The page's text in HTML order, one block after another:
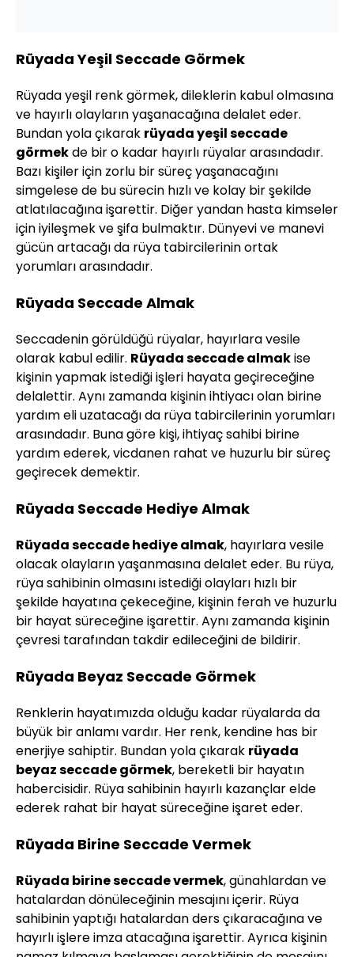
Rüyada Yeşil Seccade Görmek
Rüyada yeşil renk görmek, dileklerin kabul olmasına
ve hayırlı olayların yaşanacağına delalet eder.
Bundan yola çıkarak rüyada yeşil seccade
görmekde bir o kadar hayırlı rüyalar arasındadır.
Bazı kişiler için zorlu bir süreç yaşanacağını
simgelese de bu sürecin hızlı ve kolay bir şekilde
atlatılacağına işarettir. Diğer yandan hasta kimseler
için iyileşmek ve şifa bulmaktır. Dünyevi ve manevi
gücün artacağı da rüya tabircilerinin ortak
yorumları arasındadır.
Rüyada Seccade Almak
Seccadenin görüldüğü rüyalar, hayırlara vesile
olarak kabul edilir. Rüyada seccade almakise
kişinin yapmak istediği işleri hayata geçireceğine
delalettir. Aynı zamanda kişinin ihtiyacı olan birine
yardım eli uzatacağı da rüya tabircilerinin yorumları
arasındadır. Buna göre kişi, ihtiyaç sahibi birine
yardım ederek, vicdanen rahat ve huzurlu bir süreç
geçirecek demektir.
Rüyada Seccade Hediye Almak
Rüyada seccade hediye almak, hayırlara vesile
olacak olayların yaşanmasına delalet eder. Bu rüya,
rüya sahibinin olmasını istediği olayları hızlı bir
şekilde hayatına çekeceğine, kişinin ferah ve huzurlu
bir hayat süreceğine işarettir. Aynı zamanda kişinin
çevresi tarafından takdir edileceğini de bildirir.
Rüyada Beyaz Seccade Görmek
Renklerin hayatımızda olduğu kadar rüyalarda da
büyük bir anlamı vardır. Her renk, kendine has bir
enerjiye sahiptir. Bundan yola çıkarak rüyada
beyaz seccade görmek, bereketli bir hayatın
habercisidir. Rüya sahibinin hayırlı kazançlar elde
ederek rahat bir hayat süreceğine işaret eder.
Rüyada Birine Seccade Vermek
Rüyada birine seccade vermek, günahlardan ve
hatalardan dönüleceğinin mesajını içerir. Rüya
sahibinin yaptığı hatalardan ders çıkaracağına ve
hayırlı işlere imza atacağına işarettir. Ayrıca kişinin